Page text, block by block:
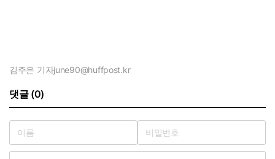
김주은 기자june90@huffpost.kr
댓글 (0)